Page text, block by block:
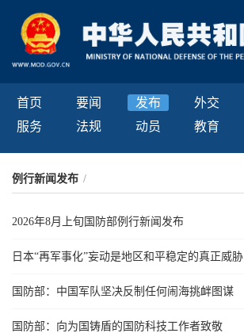
首页 要闻 发布 外交
服务
法规 动员 教育
例行新闻发布 /
2026年8月上旬国防部例行新闻发布
日本“再军事化”妄动是地区和平稳定的真正威胁
国防部：中国军队坚决反制任何闹海挑衅图谋
国防部：向为国铸盾的国防科技工作者致敬